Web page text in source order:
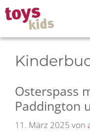
Zum
Inhalt
springen
Osterspass
Paddington
11. März 2025 von